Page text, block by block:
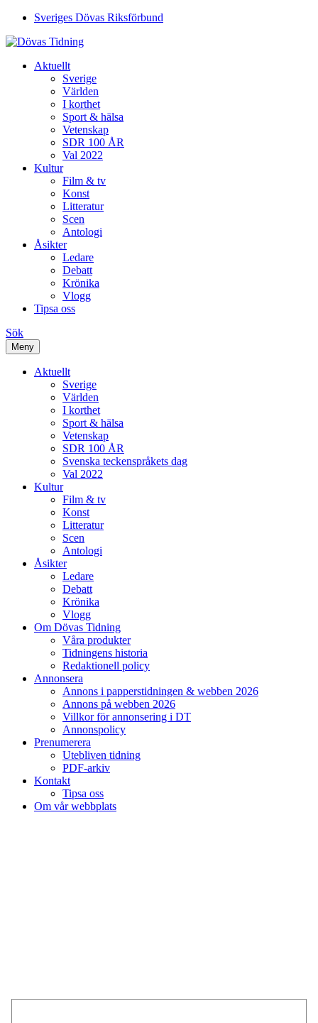
Sveriges Dövas Riksförbund
Aktuellt
Sverige
Världen
I korthet
Sport & hälsa
Vetenskap
SDR 100 ÅR
Val 2022
Kultur
Film & tv
Konst
Litteratur
Scen
Antologi
Åsikter
Ledare
Debatt
Krönika
Vlogg
Tipsa oss
Sök
Meny
Aktuellt
Sverige
Världen
I korthet
Sport & hälsa
Vetenskap
SDR 100 ÅR
Svenska teckenspråkets dag
Val 2022
Kultur
Film & tv
Konst
Litteratur
Scen
Antologi
Åsikter
Ledare
Debatt
Krönika
Vlogg
Om Dövas Tidning
Våra produkter
Tidningens historia
Redaktionell policy
Annonsera
Annons i papperstidningen & webben 2026
Annons på webben 2026
Villkor för annonsering i DT
Annonspolicy
Prenumerera
Utebliven tidning
PDF-arkiv
Kontakt
Tipsa oss
Om vår webbplats